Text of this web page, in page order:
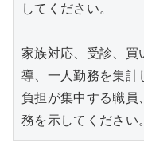
してください。
家族対応、受診、買
導、一人勤務を集計
負担が集中する職員
務を示してください。